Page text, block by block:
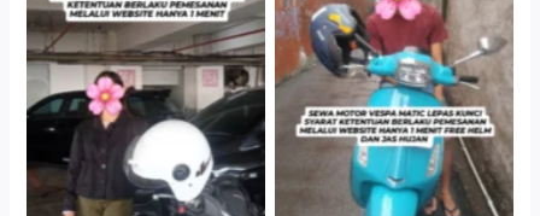
Cityplaza Jatinegara
Gedung Parkir P6A
Antar Jemput Kendaraan